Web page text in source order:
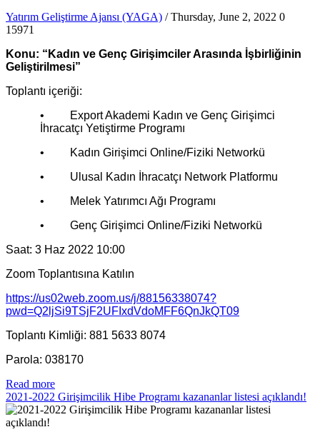
Yatırım Geliştirme Ajansı (YAGA) / Thursday, June 2, 2022 0
15971
Konu: “Kadın ve Genç Girişimciler Arasında İşbirliğinin
Geliştirilmesi”
Toplantı içeriği:
• Export Akademi Kadın ve Genç Girişimci
İhracatçı Yetiştirme Programı
• Kadın Girişimci Online/Fiziki Networkü
• Ulusal Kadın İhracatçı Network Platformu
• Melek Yatırımcı Ağı Programı
• Genç Girişimci Online/Fiziki Networkü
Saat: 3 Haz 2022 10:00
Zoom Toplantısına Katılın
https://us02web.zoom.us/j/88156338074?
pwd=Q2ljSi9TSjF2UFIxdVdoMFF6QnJkQT09
Toplantı Kimliği: 881 5633 8074
Parola: 038170
Read more
2021-2022 Girişimcilik Hibe Programı kazananlar listesi açıklandı!